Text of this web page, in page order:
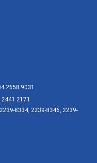
2658 9031
2171
8334, 2239-8346, 2239-